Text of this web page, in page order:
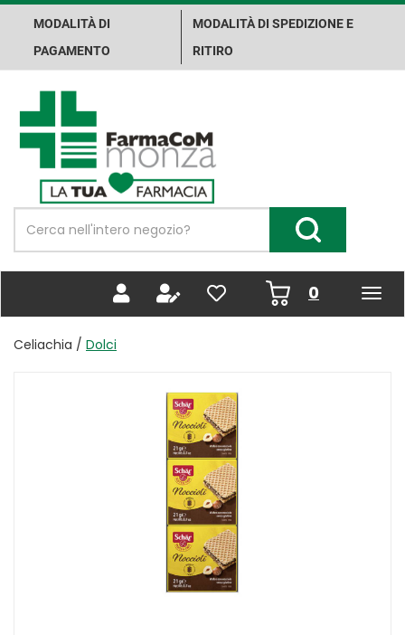
Passa
contenuto
MODALITÀ DI
PAGAMENTO
MODALITÀ DI SPEDIZIONE E
RITIRO
Farma.Co.M.
Spa
Prodotto
Cerca Prodotto
0 prodotti
inseriti
Celiachia / Dolci